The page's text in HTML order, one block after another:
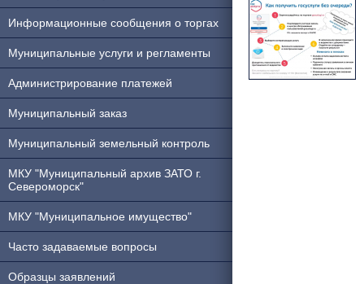
Информационные сообщения о торгах
Муниципальные услуги и регламенты
Администрирование платежей
Муниципальный заказ
Муниципальный земельный контроль
МКУ "Муниципальный архив ЗАТО г.
Североморск"
МКУ "Муниципальное имущество"
Часто задаваемые вопросы
Образцы заявлений